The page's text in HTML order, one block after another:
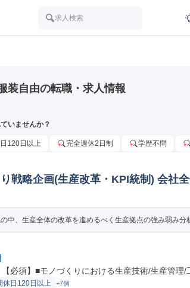
求人検索
装自由の転職・求人情報
いませんか？
120日以上 完全週休2日制 学歴不問
り戦略企画(生産改革・KPI統制) 会社
中、生産全体の改革を進めるべく生産拠点の強み弱み分
必須】■モノづくりにおける生産技術/生産管理/
休日120日以上 +7個